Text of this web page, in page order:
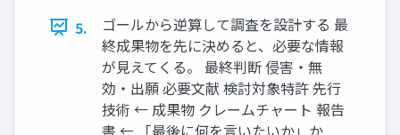
5.
ゴールから逆算して調査を設計する 最
終成果物を先に決めると、必要な情報
が見えてくる。 最終判断 侵害・無
効・出願 必要文献 検討対象特許 先行
技術 ← 成果物 クレームチャート 報告
書 ← 「最後に何を言いたいか」か